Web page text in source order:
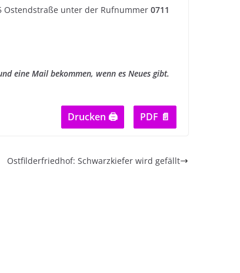
Ostendstraße unter der Rufnummer0711
eine Mail bekommen, wenn es Neues gibt.
Drucken 🖨 PDF 📄
Ostfilderfriedhof: Schwarzkiefer wird gefällt